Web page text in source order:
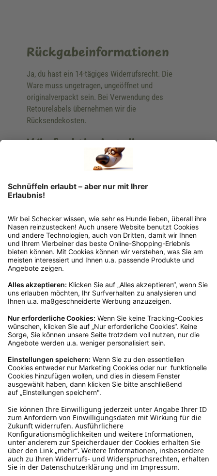
Rückgabeinformationen
Ja, du hast ein 14-tägiges Widerrufsrecht. Die
Ware muss ungetragen, ungeöffnet und
originalverpackt sein. Bei Verwendung des
Retourelabels übernehmen wir die
Rücksendekosten.
Wie funktioniert die
Rücksendung?
Bitte fülle das Rücksendeformular aus. Dieses
findest du online. Verpacke die Artikel
Rücksendeetikett auf das Paket. Dieses kannst du
dir in deinem Kundenkonto anfordern. Hast du als
Gast bestellt, schreibe uns eine Email an
verkauf@schecker.de oder rufe zu unseren
Servicezeiten an, dann lassen wir dir ein
Mo – Fr 9 – 17 Uhr, Sa 9 – 13 Uhr
Ruf uns an
Schreibe uns
verkauf@schecker.de
WhatsApp Support